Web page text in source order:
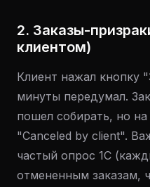
2. Заказы-
клиентом)
Клиент нажал кнопку
минуты передумал.
пошел собирать, но
"Canceled by client".
частый опрос 1С
отмененным заказам,